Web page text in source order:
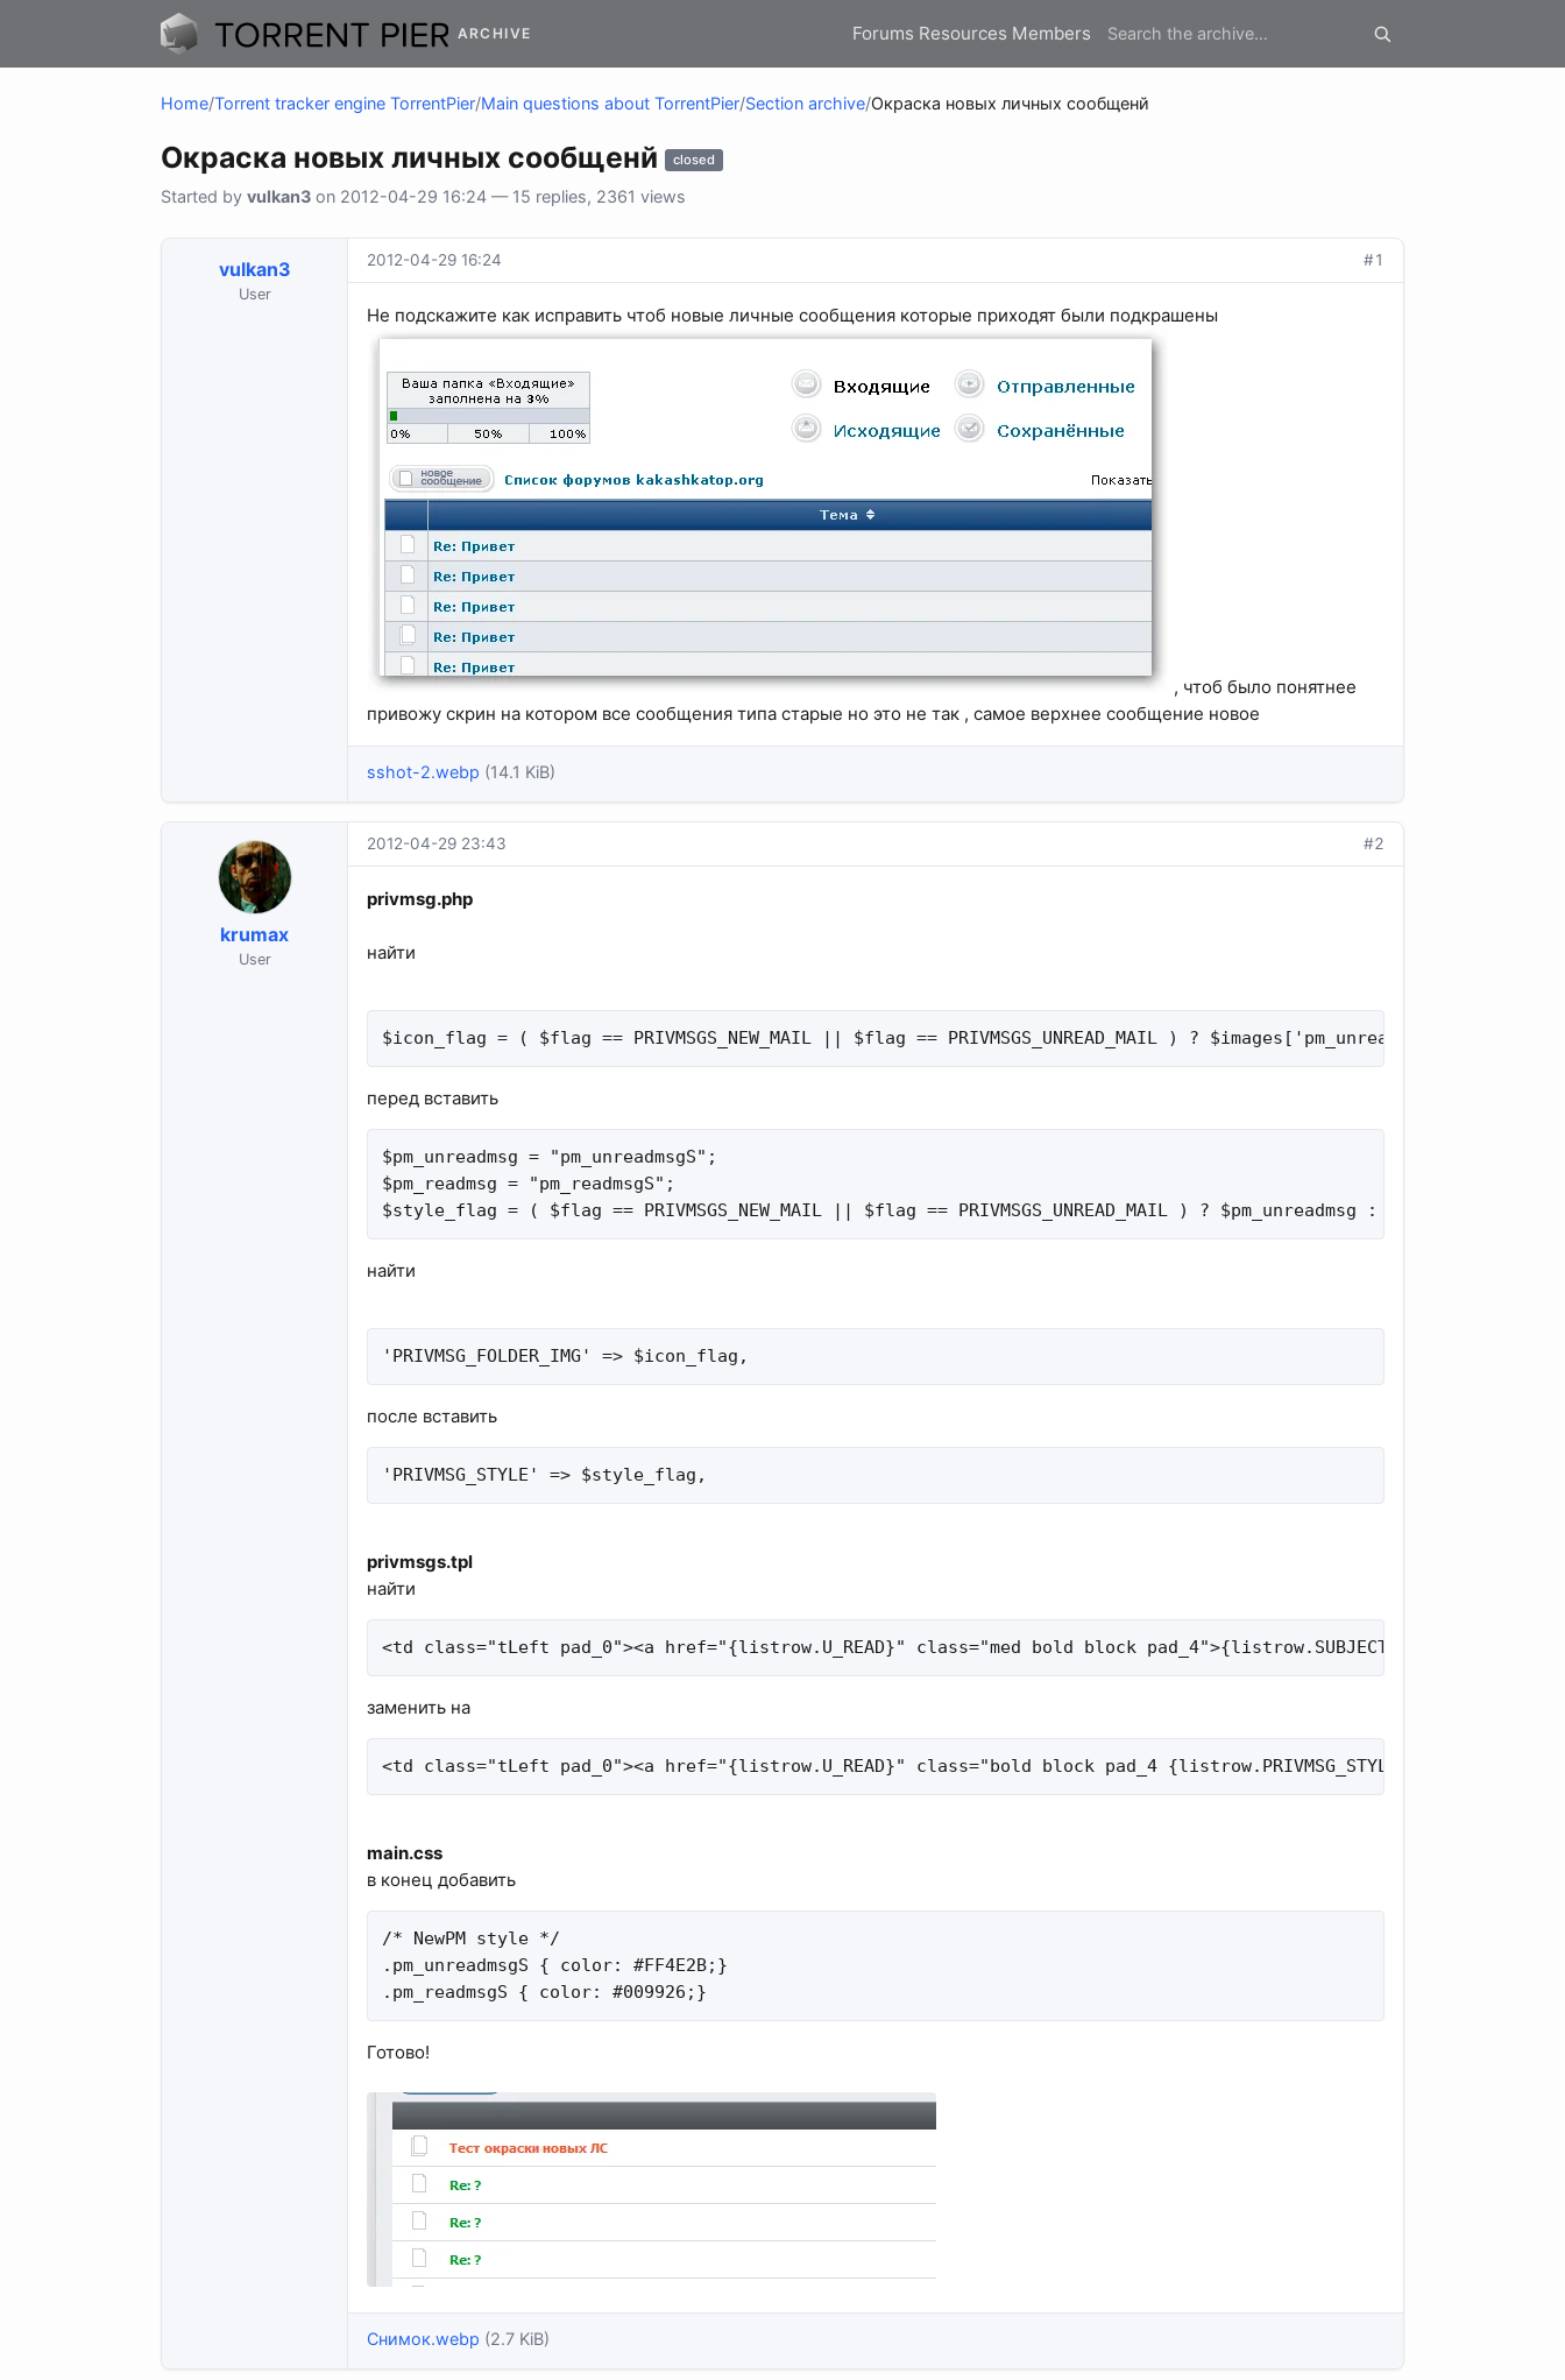
ARCHIVE Forums Resources Members
Home/Torrent tracker engine TorrentPier/Main questions about TorrentPier/Section archive/Окраска новых личных сообщенй
Окраска новых личных сообщенй closed
Started by vulkan3 on 2012-04-29 16:24 — 15 replies, 2361 views
vulkan3
User
2012-04-29 16:24 #1
Не подскажите как исправить чтоб новые личные сообщения которые приходят были подкрашены
, чтоб было понятнее
привожу скрин на котором все сообщения типа старые но это не так , самое верхнее сообщение новое
sshot-2.webp (14.1 KiB)
krumax
User
2012-04-29 23:43 #2
privmsg.php
найти
$icon_flag = ( $flag == PRIVMSGS_NEW_MAIL || $flag == PRIVMSGS_UNREAD_MAIL ) ? $images['pm_unreadmsg'] :
перед вставить
$pm_unreadmsg = "pm_unreadmsgS";
$pm_readmsg = "pm_readmsgS";
$style_flag = ( $flag == PRIVMSGS_NEW_MAIL || $flag == PRIVMSGS_UNREAD_MAIL ) ? $pm_unreadmsg : $pm_readmsg;
найти
'PRIVMSG_FOLDER_IMG' => $icon_flag,
после вставить
'PRIVMSG_STYLE' => $style_flag,
privmsgs.tpl
найти
<td class="tLeft pad_0"><a href="{listrow.U_READ}" class="med bold block pad_4">{listrow.SUBJECT}</a></td>
заменить на
<td class="tLeft pad_0"><a href="{listrow.U_READ}" class="bold block pad_4
main.css
в конец добавить
/* NewPM style */
.pm_unreadmsgS { color: #FF4E2B;}
.pm_readmsgS { color: #009926;}
Готово!
Снимок.webp (2.7 KiB)